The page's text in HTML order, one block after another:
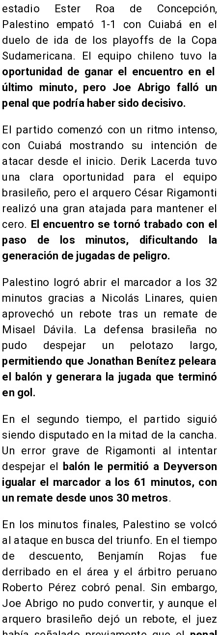
estadio Ester Roa de Concepción,
Palestino empató 1-1 con Cuiabá en el
duelo de ida de los playoffs de la Copa
Sudamericana. El equipo chileno tuvo la
oportunidad de ganar el encuentro en el
último minuto, pero Joe Abrigo falló un
penal que podría haber sido decisivo.
El partido comenzó con un ritmo intenso,
con Cuiabá mostrando su intención de
atacar desde el inicio. Derik Lacerda tuvo
una clara oportunidad para el equipo
brasileño, pero el arquero César Rigamonti
realizó una gran atajada para mantener el
cero. El encuentro se tornó trabado con el
paso de los minutos, dificultando la
generación de jugadas de peligro.
Palestino logró abrir el marcador a los 32
minutos gracias a Nicolás Linares, quien
aprovechó un rebote tras un remate de
Misael Dávila. La defensa brasileña no
pudo despejar un pelotazo largo,
permitiendo que Jonathan Benítez peleara
el balón y generara la jugada que terminó
en gol.
En el segundo tiempo, el partido siguió
siendo disputado en la mitad de la cancha.
Un error grave de Rigamonti al intentar
despejar el balón le permitió a Deyverson
igualar el marcador a los 61 minutos, con
un remate desde unos 30 metros.
En los minutos finales, Palestino se volcó
al ataque en busca del triunfo. En el tiempo
de descuento, Benjamín Rojas fue
derribado en el área y el árbitro peruano
Roberto Pérez cobró penal. Sin embargo,
Joe Abrigo no pudo convertir, y aunque el
arquero brasileño dejó un rebote, el juez